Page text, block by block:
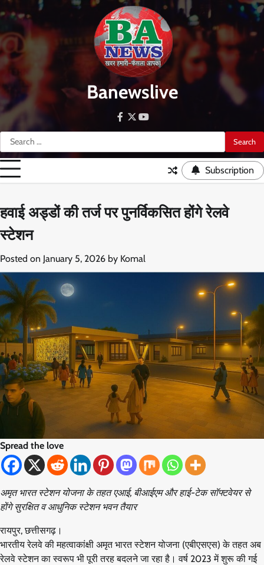
Skip
to
content
Banewslive
Search
for:
facebook
twitteryoutube
Subscription
हवाई अड्डों की तर्ज पर पुनर्विकसित होंगे रेलवे
स्टेशन
Posted on January 5, 2026 by Komal
Spread the love
अमृत भारत स्टेशन योजना के तहत एआई, बीआईएम और हाई-टेक सॉफ्टवेयर से
होंगे सुरक्षित व आधुनिक स्टेशन भवन तैयार
रायपुर, छत्तीसगढ़।
भारतीय रेलवे की महत्वाकांक्षी अमृत भारत स्टेशन योजना (एबीएसएस) के तहत अब
रेलवे स्टेशन का स्वरूप भी पूरी तरह बदलने जा रहा है। वर्ष 2023 में शुरू की गई